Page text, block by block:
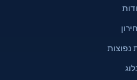
נפוצות